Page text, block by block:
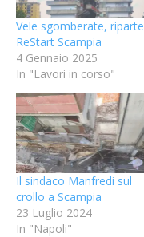
Vele sgomberate, riparte
ReStart Scampia
4 Gennaio 2025
In "Lavori in corso"
Il sindaco Manfredi sul
crollo a Scampia
23 Luglio 2024
In "Napoli"